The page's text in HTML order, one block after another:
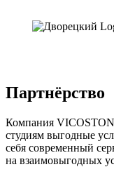
Партнёрство
Компания
студиям выгодные
себя современный
на взаимовыгодных